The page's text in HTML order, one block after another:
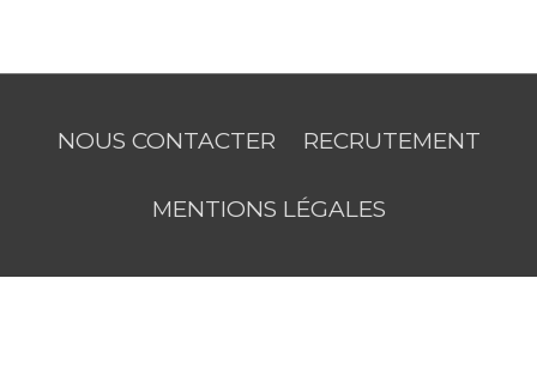
NOUS CONTACTER RECRUTEMENT
MENTIONS LÉGALES